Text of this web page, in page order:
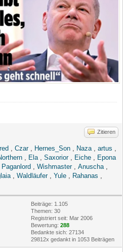
Zitieren
, Czar, Hernes_Son , Naza, artus ,
, Ela, Saxorior, Eiche , Epona
Paganlord , Wishmaster, Anuscha,
, Waldläufer, Yule , Rahanas ,
Beiträge: 1.105
Themen: 30
Registriert seit: Mar 2006
Bewertung: 288
Bedankte sich: 27134
29812x gedankt in 1053 Beiträgen